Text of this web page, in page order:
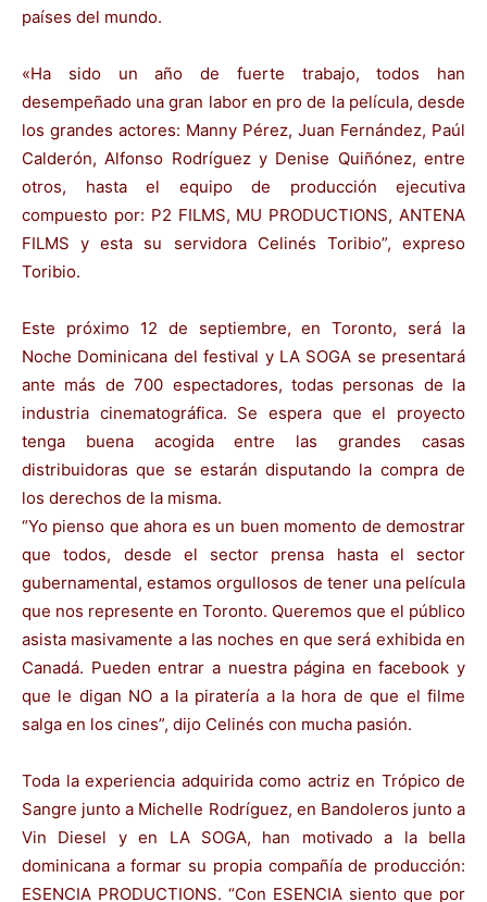
países del mundo.
«Ha sido un año de fuerte trabajo, todos han
desempeñado una gran labor en pro de la película, desde
los grandes actores: Manny Pérez, Juan Fernández, Paúl
Calderón, Alfonso Rodríguez y Denise Quiñónez, entre
otros, hasta el equipo de producción ejecutiva
compuesto por: P2 FILMS, MU PRODUCTIONS, ANTENA
FILMS y esta su servidora Celinés Toribio”, expreso
Toribio.
Este próximo 12 de septiembre, en Toronto, será la
Noche Dominicana del festival y LA SOGA se presentará
ante más de 700 espectadores, todas personas de la
industria cinematográfica. Se espera que el proyecto
tenga buena acogida entre las grandes casas
distribuidoras que se estarán disputando la compra de
los derechos de la misma.
“Yo pienso que ahora es un buen momento de demostrar
que todos, desde el sector prensa hasta el sector
gubernamental, estamos orgullosos de tener una película
que nos represente en Toronto. Queremos que el público
asista masivamente a las noches en que será exhibida en
Canadá. Pueden entrar a nuestra página en facebook y
que le digan NO a la piratería a la hora de que el filme
salga en los cines”, dijo Celinés con mucha pasión.
Toda la experiencia adquirida como actriz en Trópico de
Sangre junto a Michelle Rodríguez, en Bandoleros junto a
Vin Diesel y en LA SOGA, han motivado a la bella
dominicana a formar su propia compañía de producción:
ESENCIA PRODUCTIONS. “Con ESENCIA siento que por